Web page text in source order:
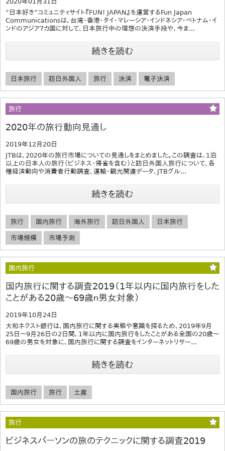
“日本好き”コミュニティサイト『FUN! JAPAN』を運営するFun Japan
Communicationsは、台湾・香港・タイ・マレーシア・インドネシア・ベトナム・イ
ンドのアジア7カ国に対して、日本旅行中の理想の決済手段や、今ま...
続きを読む
日本旅行 訪日外国人 旅行 決済 電子決済
旅行
2020年の旅行動向見通し
2019年12月20日
JTBは、2020年の旅行市場についての見通しをまとめました。この調査は、1泊
以上の日本人の旅行（ビジネス･帰省を含む）と訪日外国人旅行について、各
種経済動向や消費者行動調査、運輸・観光関連データ、JTBグル...
続きを読む
旅行 国内旅行 海外旅行 訪日外国人 日本旅行
市場規模 市場予測
国内旅行
国内旅行に関する調査2019（1年以内に国内旅行をした
ことがある20歳～69歳ｎ男女対象）
2019年10月24日
大和ネクスト銀行は、国内旅行に関する実態や意識を探るため、2019年9月
25日～9月26日の2日間、1年以内に国内旅行をしたことがある全国の20歳～
69歳の男女を対象に、国内旅行に関する調査をインターネットリサー...
続きを読む
国内旅行 旅行 土産
旅行
ビジネスパーソンの旅のテクニックに関する調査2019